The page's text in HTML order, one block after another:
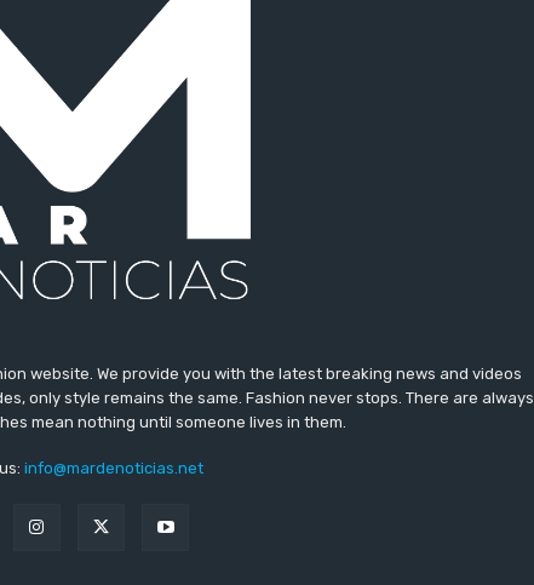
website. We provide you with the latest breaking news and videos
only style remains the same. Fashion never stops. There are always
mean nothing until someone lives in them.
info@mardenoticias.net